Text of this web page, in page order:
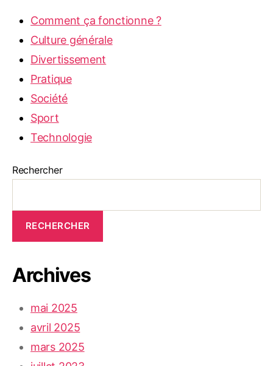
Comment ça fonctionne ?
Culture générale
Divertissement
Pratique
Société
Sport
Technologie
Rechercher
RECHERCHER
Archives
mai 2025
avril 2025
mars 2025